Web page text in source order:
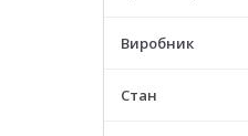
Виробник
Стан